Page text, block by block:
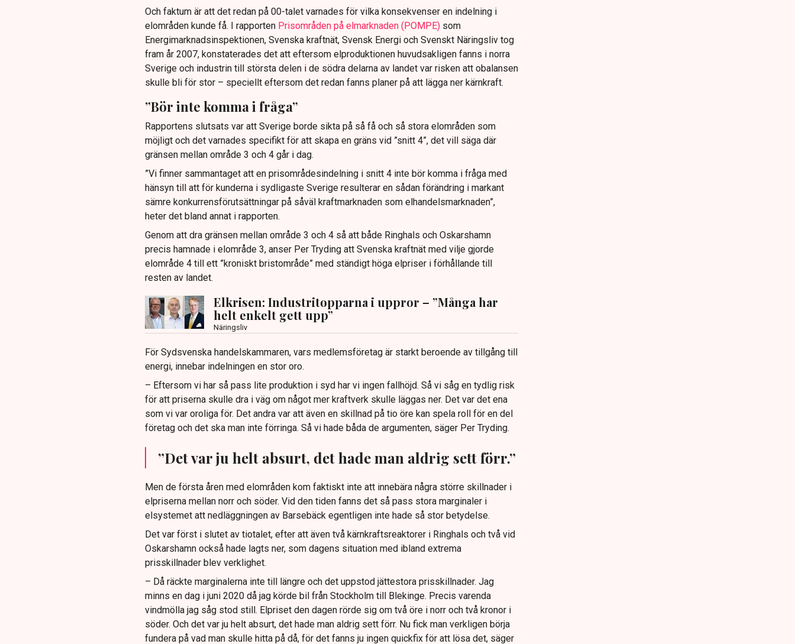
Och faktum är att det redan på 00-talet varnades för vilka konsekvenser en indelning i
elområden kunde få. I rapporten Prisområden på elmarknaden (POMPE)som
Energimarknadsinspektionen, Svenska kraftnät, Svensk Energi och Svenskt Näringsliv tog
fram år 2007, konstaterades det att eftersom elproduktionen huvudsakligen fanns i norra
Sverige och industrin till största delen i de södra delarna av landet var risken att obalansen
skulle bli för stor – speciellt eftersom det redan fanns planer på att lägga ner kärnkraft.
”Bör inte komma i fråga”
Rapportens slutsats var att Sverige borde sikta på så få och så stora elområden som
möjligt och det varnades specifikt för att skapa en gräns vid ”snitt 4”, det vill säga där
gränsen mellan område 3 och 4 går i dag.
”Vi finner sammantaget att en prisområdesindelning i snitt 4 inte bör komma i fråga med
hänsyn till att för kunderna i sydligaste Sverige resulterar en sådan förändring i markant
sämre konkurrensförutsättningar på såväl kraftmarknaden som elhandelsmarknaden”,
heter det bland annat i rapporten.
Genom att dra gränsen mellan område 3 och 4 så att både Ringhals och Oskarshamn
precis hamnade i elområde 3, anser Per Tryding att Svenska kraftnät med vilje gjorde
elområde 4 till ett ”kroniskt bristområde” med ständigt höga elpriser i förhållande till
resten av landet.
Elkrisen: Industritopparna i uppror – ”Många har
helt enkelt gett upp”
Näringsliv
För Sydsvenska handelskammaren, vars medlemsföretag är starkt beroende av tillgång till
energi, innebar indelningen en stor oro.
– Eftersom vi har så pass lite produktion i syd har vi ingen fallhöjd. Så vi såg en tydlig risk
för att priserna skulle dra i väg om något mer kraftverk skulle läggas ner. Det var det ena
som vi var oroliga för. Det andra var att även en skillnad på tio öre kan spela roll för en del
företag och det ska man inte förringa. Så vi hade båda de argumenten, säger Per Tryding.
”Det var ju helt absurt, det hade man aldrig sett förr.”
Men de första åren med elområden kom faktiskt inte att innebära några större skillnader i
elpriserna mellan norr och söder. Vid den tiden fanns det så pass stora marginaler i
elsystemet att nedläggningen av Barsebäck egentligen inte hade så stor betydelse.
Det var först i slutet av tiotalet, efter att även två kärnkraftsreaktorer i Ringhals och två vid
Oskarshamn också hade lagts ner, som dagens situation med ibland extrema
prisskillnader blev verklighet.
– Då räckte marginalerna inte till längre och det uppstod jättestora prisskillnader. Jag
minns en dag i juni 2020 då jag körde bil från Stockholm till Blekinge. Precis varenda
vindmölla jag såg stod still. Elpriset den dagen rörde sig om två öre i norr och två kronor i
söder. Och det var ju helt absurt, det hade man aldrig sett förr. Nu fick man verkligen börja
fundera på vad man skulle hitta på då, för det fanns ju ingen quickfix för att lösa det, säger